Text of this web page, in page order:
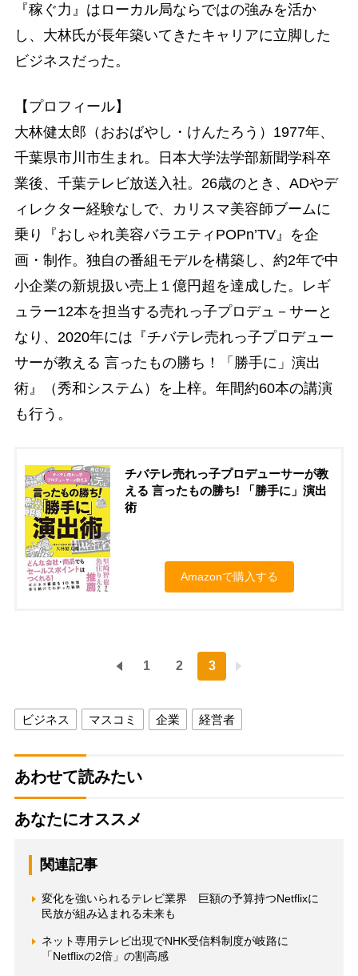
『稼ぐ力』はローカル局ならではの強みを活か
し、大林氏が長年築いてきたキャリアに立脚した
ビジネスだった。
【プロフィール】
大林健太郎（おおばやし・けんたろう）1977年、
千葉県市川市生まれ。日本大学法学部新聞学科卒
業後、千葉テレビ放送入社。26歳のとき、ADやデ
ィレクター経験なしで、カリスマ美容師ブームに
乗り『おしゃれ美容バラエティPOPn’TV』を企
画・制作。独自の番組モデルを構築し、約2年で中
小企業の新規扱い売上１億円超を達成した。レギ
ュラー12本を担当する売れっ子プロデュ－サーと
なり、2020年には『チバテレ売れっ子プロデュー
サーが教える 言ったもの勝ち！「勝手に」演出
術』（秀和システム）を上梓。年間約60本の講演
も行う。
チバテレ売れっ子プロデューサーが教
える 言ったもの勝ち! 「勝手に」演出
術
Amazonで購入する
1 2 3
ビジネス マスコミ 企業 経営者
あわせて読みたい
あなたにオススメ
関連記事
変化を強いられるテレビ業界 巨額の予算持つNetflixに
民放が組み込まれる未来も
ネット専用テレビ出現でNHK受信料制度が岐路に
「Netflixの2倍」の割高感